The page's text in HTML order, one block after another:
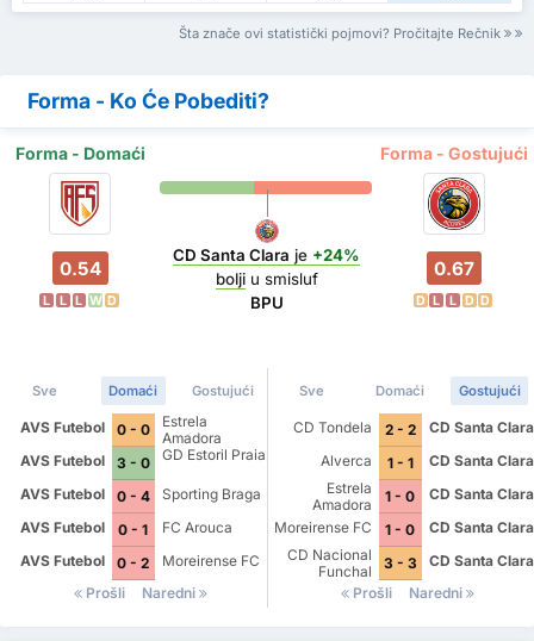
Šta znače ovi statistički pojmovi? Pročitajte Rečnik
Forma - Ko Će Pobediti?
Forma - Domaći Forma - Gostujući
0.54
L L L W D
CD Santa Clara je +24%
boljiu smisluf
BPU
0.67
D L L D D
Sve Domaći Gostujući
AVS Futebol 0 - 0
Estrela
Amadora
AVS Futebol
3 - 0 GD Estoril Praia
AVS Futebol 0 - 4
Sporting Braga
AVS Futebol
0 - 1
FC Arouca
AVS Futebol
0 - 2
Moreirense FC
Prošli
Naredni
Sve Domaći Gostujući
CD Tondela 2 - 2
CD Santa Clara
Alverca
1 - 1
CD Santa Clara
Estrela
Amadora
1 - 0
CD Santa Clara
Moreirense FC
1 - 0
CD Santa Clara
CD Nacional
Funchal
3 - 3
CD Santa Clara
Prošli
Naredni